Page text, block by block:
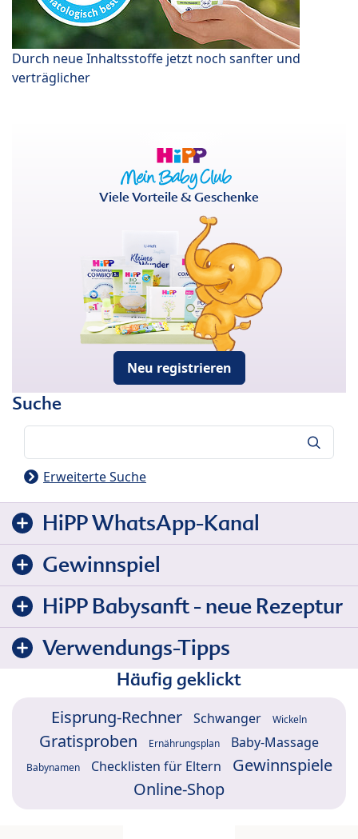
Durch neue Inhaltsstoffe jetzt noch sanfter und
verträglicher
Viele Vorteile & Geschenke
Neu registrieren
Suche
Erweiterte Suche
HiPP WhatsApp-Kanal
Gewinnspiel
HiPP Babysanft - neue Rezeptur
Verwendungs-Tipps
Häufig geklickt
Eisprung-Rechner Schwanger Wickeln
Gratisproben Ernährungsplan Baby-Massage
Babynamen Checklisten für Eltern
Gewinnspiele
Online-Shop